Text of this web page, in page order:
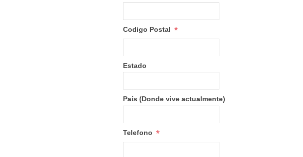
Codigo Postal *
Estado
País (Donde vive actualmente)
Telefono *